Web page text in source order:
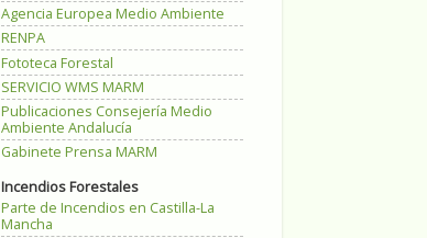
Agencia Europea Medio Ambiente
RENPA
Fototeca Forestal
SERVICIO WMS MARM
Publicaciones Consejería Medio
Ambiente Andalucía
Gabinete Prensa MARM
Incendios Forestales
Parte de Incendios en Castilla-La
Mancha